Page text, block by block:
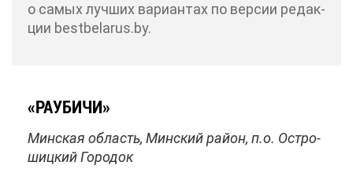
о са­мых луч­ших ва­ри­ан­тах по вер­сии ре­дак­
ции bestbelarus.by.
«РАУ­БИ­ЧИ»
Мин­ская об­ласть, Мин­ский рай­он, п.о. Остро­
шиц­кий Го­ро­док